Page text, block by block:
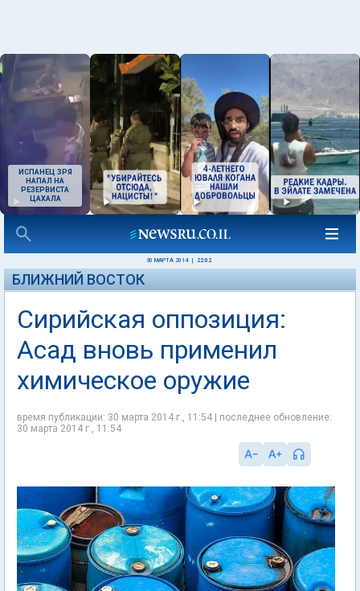
ИСПАНЕЦ ЗРЯ
НАПАЛ НА
РЕЗЕРВИСТА
ЦАХАЛА
30 МАРТА 2014 22:02
БЛИЖНИЙ ВОСТОК
Сирийская оппозиция:
Асад вновь применил
химическое оружие
время публикации: 30 марта 2014 г., 11:54 | последнее обновление:
30 марта 2014 г., 11:54